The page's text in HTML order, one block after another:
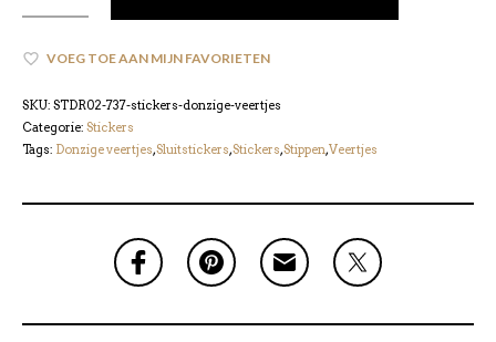
VOEG TOE AAN MIJN FAVORIETEN
SKU: STDR02-737-stickers-donzige-veertjes
Categorie: Stickers
Tags: Donzige veertjes,Sluitstickers,Stickers,Stippen,Veertjes